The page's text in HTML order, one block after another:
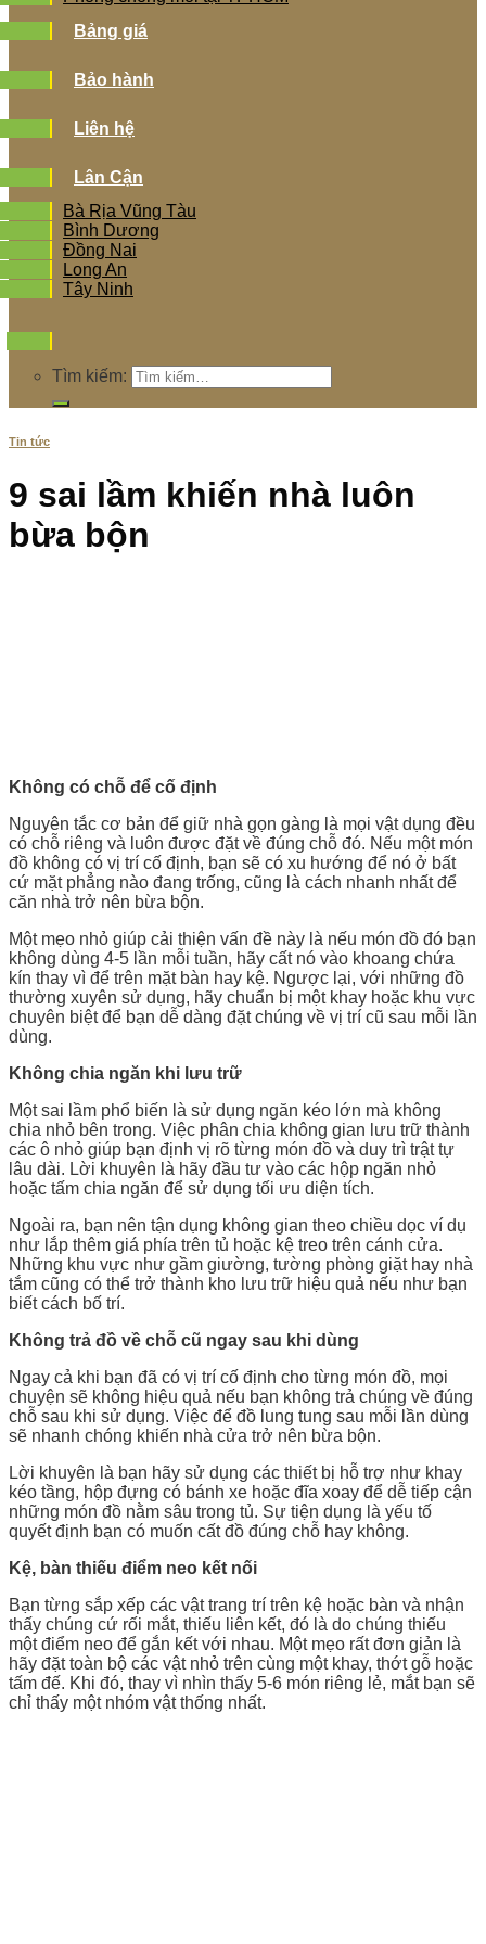
Bảng giá
Bảo hành
Liên hệ
Lân Cận
Bà Rịa Vũng Tàu
Bình Dương
Đồng Nai
Long An
Tây Ninh
Tìm kiếm:
Tin tức
9 sai lầm khiến nhà luôn
bừa bộn
Không có chỗ để cố định
Nguyên tắc cơ bản để giữ nhà gọn gàng là mọi vật dụng đều
có chỗ riêng và luôn được đặt về đúng chỗ đó. Nếu một món
đồ không có vị trí cố định, bạn sẽ có xu hướng để nó ở bất
cứ mặt phẳng nào đang trống, cũng là cách nhanh nhất để
căn nhà trở nên bừa bộn.
Một mẹo nhỏ giúp cải thiện vấn đề này là nếu món đồ đó bạn
không dùng 4-5 lần mỗi tuần, hãy cất nó vào khoang chứa
kín thay vì để trên mặt bàn hay kệ. Ngược lại, với những đồ
thường xuyên sử dụng, hãy chuẩn bị một khay hoặc khu vực
chuyên biệt để bạn dễ dàng đặt chúng về vị trí cũ sau mỗi lần
dùng.
Không chia ngăn khi lưu trữ
Một sai lầm phổ biến là sử dụng ngăn kéo lớn mà không
chia nhỏ bên trong. Việc phân chia không gian lưu trữ thành
các ô nhỏ giúp bạn định vị rõ từng món đồ và duy trì trật tự
lâu dài. Lời khuyên là hãy đầu tư vào các hộp ngăn nhỏ
hoặc tấm chia ngăn để sử dụng tối ưu diện tích.
Ngoài ra, bạn nên tận dụng không gian theo chiều dọc ví dụ
như lắp thêm giá phía trên tủ hoặc kệ treo trên cánh cửa.
Những khu vực như gầm giường, tường phòng giặt hay nhà
tắm cũng có thể trở thành kho lưu trữ hiệu quả nếu như bạn
biết cách bố trí.
Không trả đồ về chỗ cũ ngay sau khi dùng
Ngay cả khi bạn đã có vị trí cố định cho từng món đồ, mọi
chuyện sẽ không hiệu quả nếu bạn không trả chúng về đúng
chỗ sau khi sử dụng. Việc để đồ lung tung sau mỗi lần dùng
sẽ nhanh chóng khiến nhà cửa trở nên bừa bộn.
Lời khuyên là bạn hãy sử dụng các thiết bị hỗ trợ như khay
kéo tầng, hộp đựng có bánh xe hoặc đĩa xoay để dễ tiếp cận
những món đồ nằm sâu trong tủ. Sự tiện dụng là yếu tố
quyết định bạn có muốn cất đồ đúng chỗ hay không.
Kệ, bàn thiếu điểm neo kết nối
Bạn từng sắp xếp các vật trang trí trên kệ hoặc bàn và nhận
thấy chúng cứ rối mắt, thiếu liên kết, đó là do chúng thiếu
một điểm neo để gắn kết với nhau. Một mẹo rất đơn giản là
hãy đặt toàn bộ các vật nhỏ trên cùng một khay, thớt gỗ hoặc
tấm đế. Khi đó, thay vì nhìn thấy 5-6 món riêng lẻ, mắt bạn sẽ
chỉ thấy một nhóm vật thống nhất.